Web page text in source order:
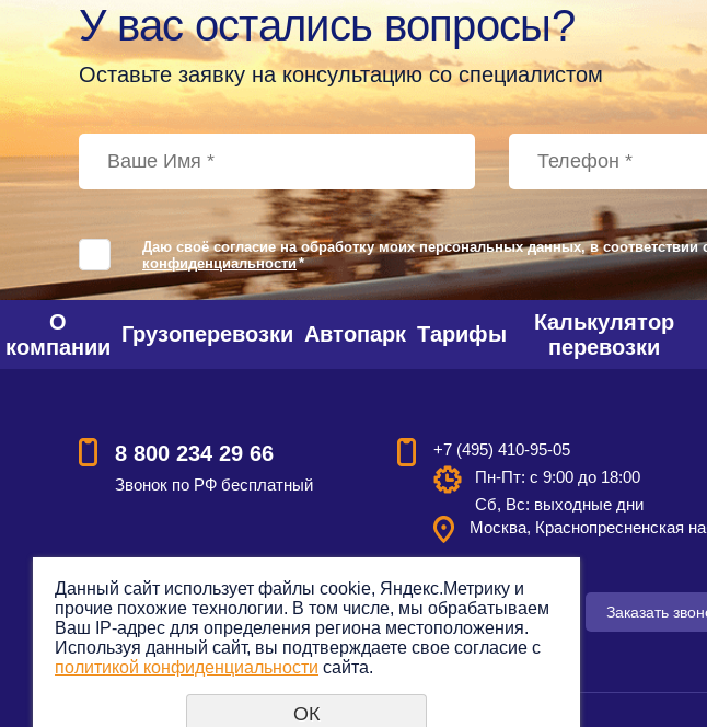
У вас остались вопросы?
Оставьте заявку на консультацию со специалистом
Даю своё согласие на обработку моих персональных данных, в соответствии
конфиденциальности*
О
компании
Грузоперевозки Автопарк Тарифы
Калькулятор
перевозки
8 800 234 29 66
Звонок по РФ бесплатный
+7 (495) 410-95-05
Пн-Пт: с 9:00 до 18:00
Сб, Вс: выходные дни
Москва, Краснопресненская
Смотреть на карте Оставить заявку Заказать
Данный сайт использует файлы cookie, Яндекс.Метрику и
прочие похожие технологии. В том числе, мы обрабатываем
Ваш IP-адрес для определения региона местоположения.
Используя данный сайт, вы подтверждаете свое согласие с
политикой конфиденциальности сайта.
ОК